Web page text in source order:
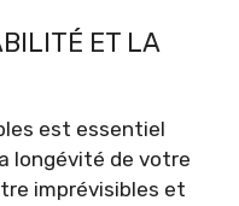
ET LA
est essentiel
longévité de votre
imprévisibles et